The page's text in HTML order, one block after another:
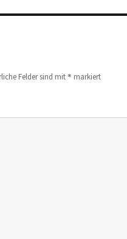
Felder sind mit * markiert